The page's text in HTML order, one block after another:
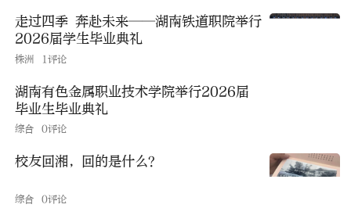
走过四季 奔赴未来——湖南铁道职院举行
2026届学生毕业典礼
株洲 1评论
湖南有色金属职业技术学院举行2026届
毕业生毕业典礼
综合 0评论
校友回湘，回的是什么？
综合 0评论